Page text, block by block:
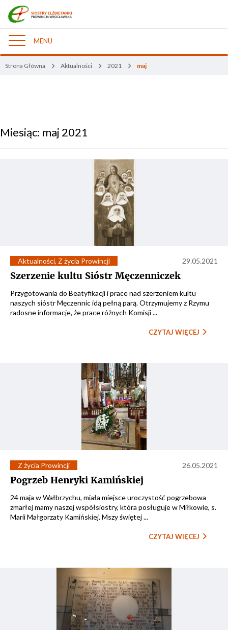
Nawigacja
MENU
Strona Główna Aktualności 2021 maj
Miesiąc: maj 2021
Aktualności, Z życia Prowincji 29.05.2021
Szerzenie kultu Sióstr Męczenniczek
Przygotowania do Beatyfikacji i prace nad szerzeniem kultu
naszych sióstr Męczennic idą pełną parą. Otrzymujemy z Rzymu
radosne informacje, że prace różnych Komisji ...
CZYTAJ WIĘCEJ
Z życia Prowincji 26.05.2021
Pogrzeb Henryki Kamińskiej
24 maja w Wałbrzychu, miała miejsce uroczystość pogrzebowa
zmarłej mamy naszej współsiostry, która posługuje w Miłkowie, s.
Marii Małgorzaty Kamińskiej. Mszy świętej ...
CZYTAJ WIĘCEJ